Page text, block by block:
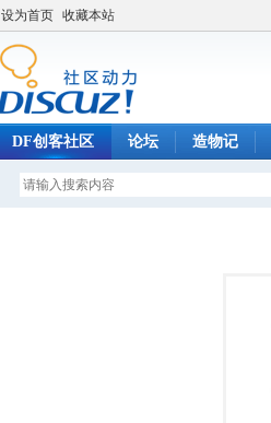
设为首页 收藏本站
DF创客社区 论坛 造物记